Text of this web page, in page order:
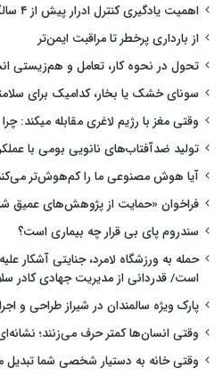
اهمیت یادگیری کنترل ادرار پیش از ۴ سالگی
از بارداری پرخطر تا مراقبت ایمن‌تر
تحول در نحوه کار، تعامل و هم‌زیستی
سونای خشک یا بخار، کدامیک برای
وقتی مغز با رژیم لاغری مقابله میکند:
تولید ضدآفتاب‌های نانویی بومی با
آیا هوش مصنوعی ما را کم‌هوش‌تر
فراخوان «حمایت از پژوهش‌های عمیق
سندروم پای بی قرار چه بیماری است؟
حمله به ورزشگاه لامرد، جنایتی آشکار
است/ قدردانی از مدیریت جهادی کادر
پارک ویژه سالمندان در شیراز طراحی و
وقتی انسان‌ها کمتر حرف می‌زنند؛
وقتی خانه به دستیار شخصی شما